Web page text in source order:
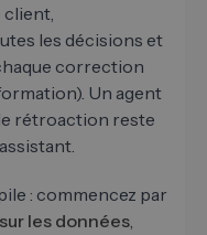
client,
les décisions et
correction
Un agent
rétroaction reste
: commencez par
les données,